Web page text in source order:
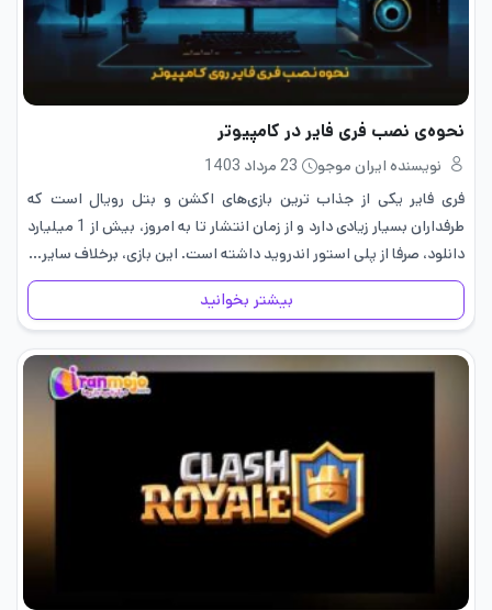
نحوه‌ی نصب فری فایر در کامپیوتر
نویسنده ایران موجو
23 مرداد 1403
فری فایر یکی از جذاب ترین بازی‌های اکشن و بتل رویال است که
طرفداران بسیار زیادی دارد و از زمان انتشار تا به امروز، بیش از 1 میلیارد
دانلود، صرفا از پلی استور اندروید داشته است. این بازی، برخلاف سایر…
بیشتر بخوانید